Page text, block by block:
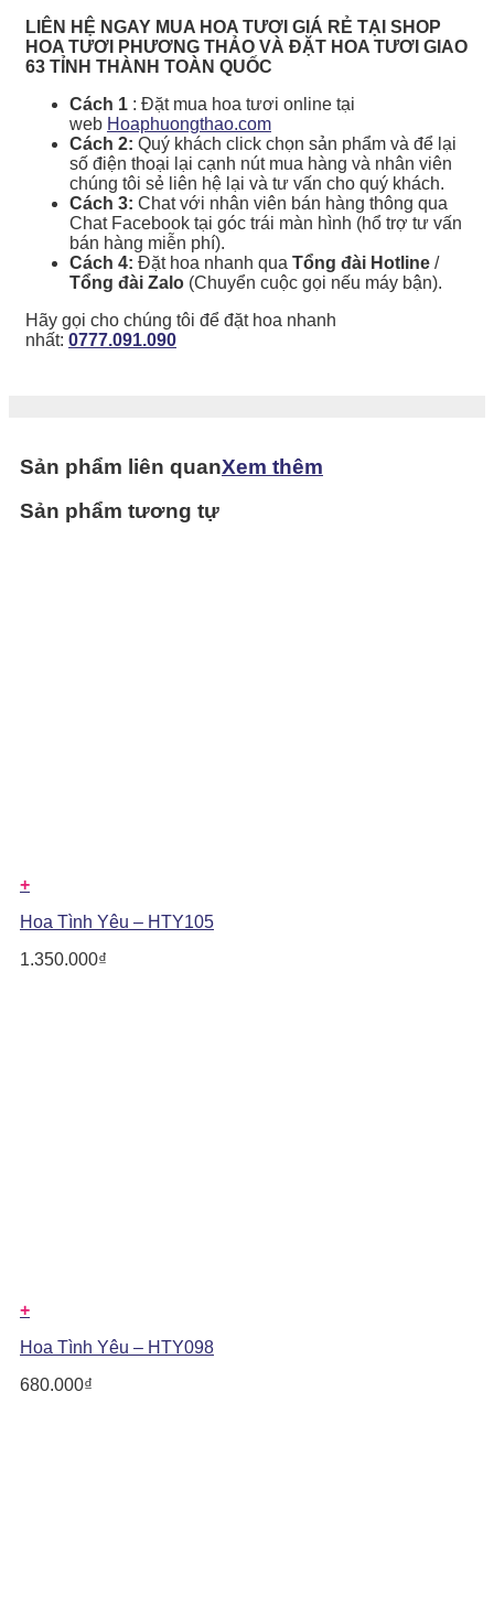
LIÊN HỆ NGAY MUA HOA TƯƠI GIÁ RẺ TẠI SHOP
HOA TƯƠI PHƯƠNG THẢO VÀ ĐẶT HOA TƯƠI GIAO
63 TỈNH THÀNH TOÀN QUỐC
Cách 1 : Đặt mua hoa tươi online tại
web Hoaphuongthao.com
Cách 2: Quý khách click chọn sản phẩm và để lại
số điện thoại lại cạnh nút mua hàng và nhân viên
chúng tôi sẻ liên hệ lại và tư vấn cho quý khách.
Cách 3: Chat với nhân viên bán hàng thông qua
Chat Facebook tại góc trái màn hình (hổ trợ tư vấn
bán hàng miễn phí).
Cách 4: Đặt hoa nhanh qua Tổng đài Hotline /
Tổng đài Zalo (Chuyển cuộc gọi nếu máy bận).
Hãy gọi cho chúng tôi để đặt hoa nhanh
nhất: 0777.091.090
Sản phẩm liên quanXem thêm
Sản phẩm tương tự
+
Hoa Tình Yêu – HTY105
1.350.000₫
+
Hoa Tình Yêu – HTY098
680.000₫